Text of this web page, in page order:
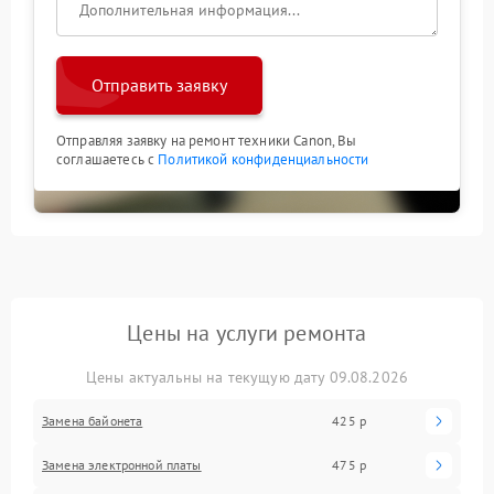
Отправить заявку
Отправляя заявку на ремонт техники Canon, Вы
соглашаетесь с Политикой конфиденциальности
Цены на услуги ремонта
Цены актуальны на текущую дату 09.08.2026
Замена байонета 425 р
Замена электронной платы 475 р